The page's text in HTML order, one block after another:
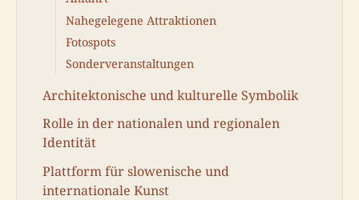
Nahegelegene Attraktionen
Fotospots
Sonderveranstaltungen
Architektonische und kulturelle Symbolik
Rolle in der nationalen und regionalen
Identität
Plattform für slowenische und
internationale Kunst